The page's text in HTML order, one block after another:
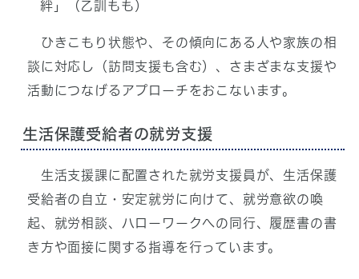
絆」（乙訓もも）
ひきこもり状態や、その傾向にある人や家族の相
談に対応し（訪問支援も含む）、さまざまな支援や
活動につなげるアプローチをおこないます。
生活保護受給者の就労支援
生活支援課に配置された就労支援員が、生活保護
受給者の自立・安定就労に向けて、就労意欲の喚
起、就労相談、ハローワークへの同行、履歴書の書
き方や面接に関する指導を行っています。